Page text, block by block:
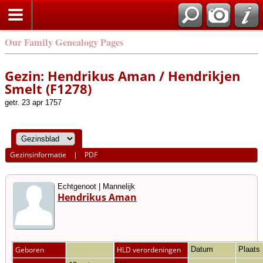
Our Family Genealogy Pages
Gezin: Hendrikus Aman / Hendrikjen
Smelt (F1278)
getr. 23 apr 1757
Gezinsinformatie | PDF
Echtgenoot | Mannelijk
Hendrikus Aman
Geboren HLD verordeningen Datum Plaats